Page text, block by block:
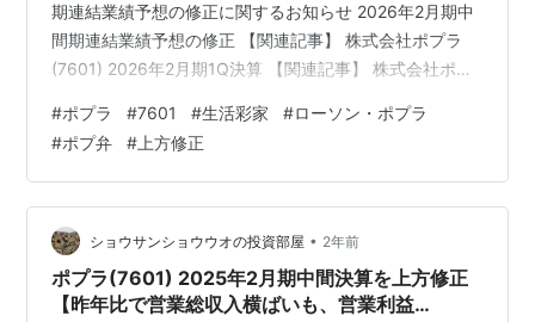
期連結業績予想の修正に関するお知らせ 2026年2月期中
間期連結業績予想の修正 【関連記事】 株式会社ポプラ
(7601) 2026年2月期1Q決算 【関連記事】 株式会社ポプ
ン・ポプラ事業 その他事業 株式会社ポプラ(7601)の配当
利回り 株式会社ポプラ(7601)の株主優待 ブログをご覧頂
き、ありがとうございます。 私は「shousanshouuo」と
申します。 中小型バリュー株を中心とした長期投資スタ
ンス…
#ポプラ #7601 #生活彩家 #ローソン・ポプラ
#ポプ弁 # 上方修正
ショウサンショウウオの投資部屋 • 2年前
ポプラ(7601) 2025年2月期中間決算を上方修正
【昨年比で営業総収入横ばいも、営業利益